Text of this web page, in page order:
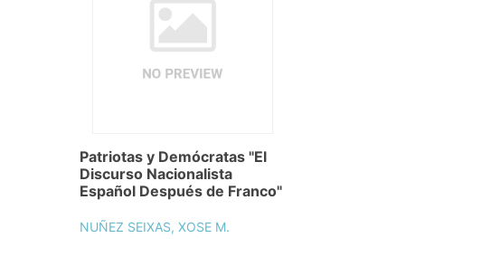
Patriotas y Demócratas "El
Discurso Nacionalista
Español Después de Franco"
NUÑEZ SEIXAS, XOSE M.